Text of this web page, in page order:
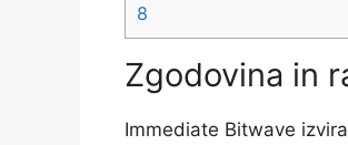
8
Zgodovina in
Immediate Bitwave